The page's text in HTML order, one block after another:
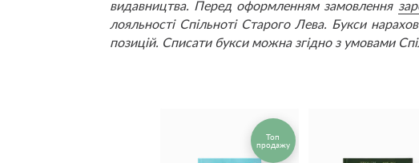
видавництва. Перед оформленням замовлення
лояльності Спільноті Старого Лева. Букси
позицій. Списати букси можна згідно з умовами
Топ
продажу